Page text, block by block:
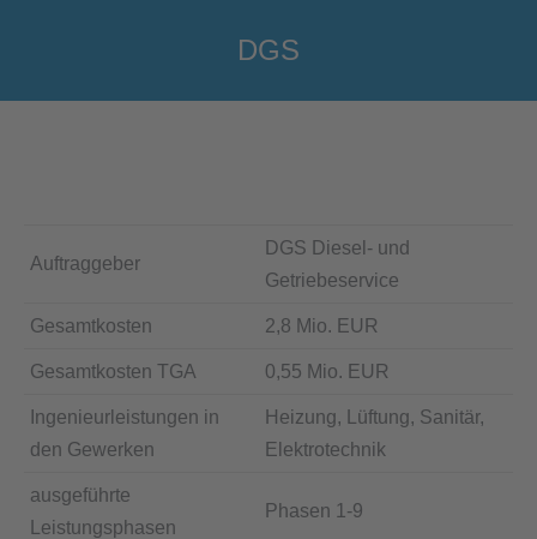
DGS
Auftraggeber
DGS Diesel- und
Getriebeservice
Gesamtkosten 2,8 Mio. EUR
Gesamtkosten TGA 0,55 Mio. EUR
Ingenieurleistungen in
den Gewerken
Heizung, Lüftung, Sanitär,
Elektrotechnik
ausgeführte
Leistungsphasen
Phasen 1-9